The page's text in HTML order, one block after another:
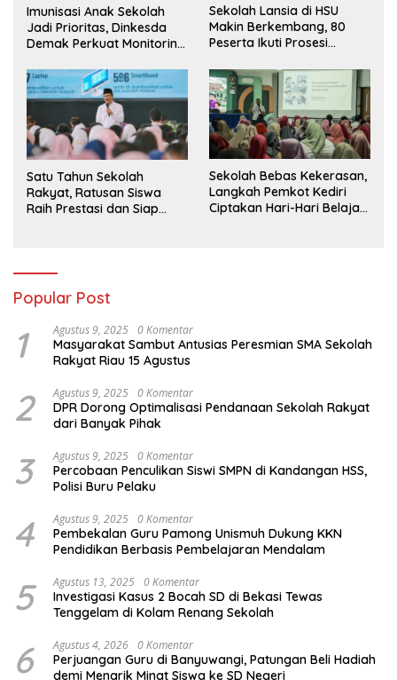
Imunisasi Anak Sekolah
Jadi Prioritas, Dinkesda
Demak Perkuat Monitoring
Sekolah Lansia di HSU
Makin Berkembang, 80
Peserta Ikuti Prosesi
Satu Tahun Sekolah
Rakyat, Ratusan Siswa
Raih Prestasi dan Siap
Sekolah Bebas Kekerasan,
Langkah Pemkot Kediri
Ciptakan Hari-Hari Belajar
Popular Post
1 Agustus 9, 2025 0 Komentar
Masyarakat Sambut Antusias Peresmian SMA Sekolah
Rakyat Riau 15 Agustus
2 Agustus 9, 2025 0 Komentar
DPR Dorong Optimalisasi Pendanaan Sekolah Rakyat
dari Banyak Pihak
3 Agustus 9, 2025 0 Komentar
Percobaan Penculikan Siswi SMPN di Kandangan HSS,
Polisi Buru Pelaku
4 Agustus 9, 2025 0 Komentar
Pembekalan Guru Pamong Unismuh Dukung KKN
Pendidikan Berbasis Pembelajaran Mendalam
5 Agustus 13, 2025 0 Komentar
Investigasi Kasus 2 Bocah SD di Bekasi Tewas
Tenggelam di Kolam Renang Sekolah
6 Agustus 4, 2026 0 Komentar
Perjuangan Guru di Banyuwangi, Patungan Beli Hadiah
demi Menarik Minat Siswa ke SD Negeri